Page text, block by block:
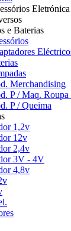
e Baterias
Merchandising
P / Maq. Roupa
P / Queima
1,2v
12v
2,4v
3V - 4V
4,8v